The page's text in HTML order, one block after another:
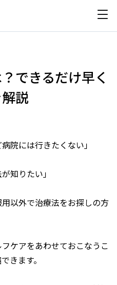
できるだけ早く
説
院には行きたくない」
知りたい」
以外で治療法をお探しの方
ケアをあわせておこなうこ
きます。